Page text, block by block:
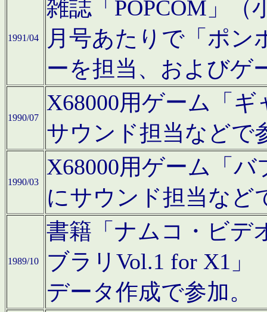
1991/04
雑誌「POPCOM」（
月号あたりで「ポン
ーを担当、およびゲ
1990/07
X68000用ゲーム「
サウンド担当などで
1990/03
X68000用ゲーム「
にサウンド担当など
1989/10
書籍「ナムコ・ビデ
ブラリVol.1 for X1」
データ作成で参加。